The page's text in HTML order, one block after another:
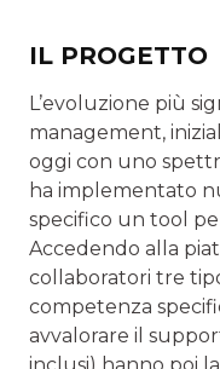
IL PROGETTO
L’evoluzione più
management,
oggi con uno
ha implementato
specifico un tool
Accedendo alla
collaboratori tre
competenza
avvalorare il